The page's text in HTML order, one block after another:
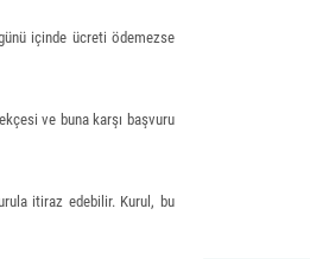
içinde ücreti ödemezse
ve buna karşı başvuru
itiraz edebilir. Kurul, bu